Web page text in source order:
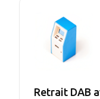
Retrait DAB